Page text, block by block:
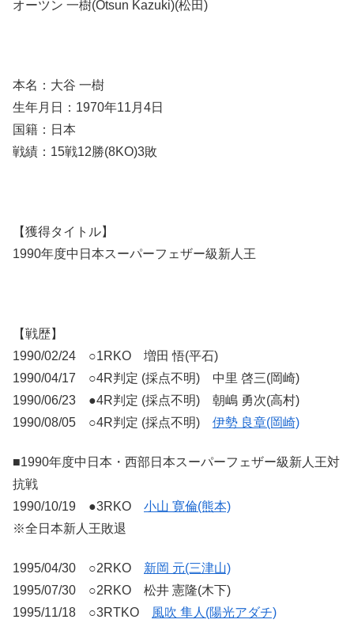
オーツン 一樹(Otsun Kazuki)(松田)
本名：大谷 一樹
生年月日：1970年11月4日
国籍：日本
戦績：15戦12勝(8KO)3敗
【獲得タイトル】
1990年度中日本スーパーフェザー級新人王
【戦歴】
1990/02/24 ○1RKO 増田 悟(平石)
1990/04/17 ○4R判定 (採点不明) 中里 啓三(岡崎)
1990/06/23 ●4R判定 (採点不明) 朝嶋 勇次(高村)
1990/08/05 ○4R判定 (採点不明) 伊勢 良章(岡崎)
■1990年度中日本・西部日本スーパーフェザー級新人王対
抗戦
1990/10/19 ●3RKO 小山 寛倫(熊本)
※全日本新人王敗退
1995/04/30 ○2RKO 新岡 元(三津山)
1995/07/30 ○2RKO 松井 憲隆(木下)
1995/11/18 ○3RTKO
風吹 隼人(陽光アダチ)